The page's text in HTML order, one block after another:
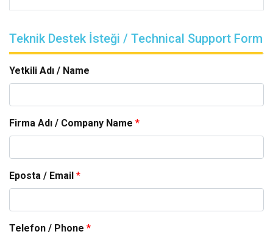
Teknik Destek İsteği / Technical Support Form
Yetkili Adı / Name
Firma Adı / Company Name *
Eposta / Email *
Telefon / Phone *